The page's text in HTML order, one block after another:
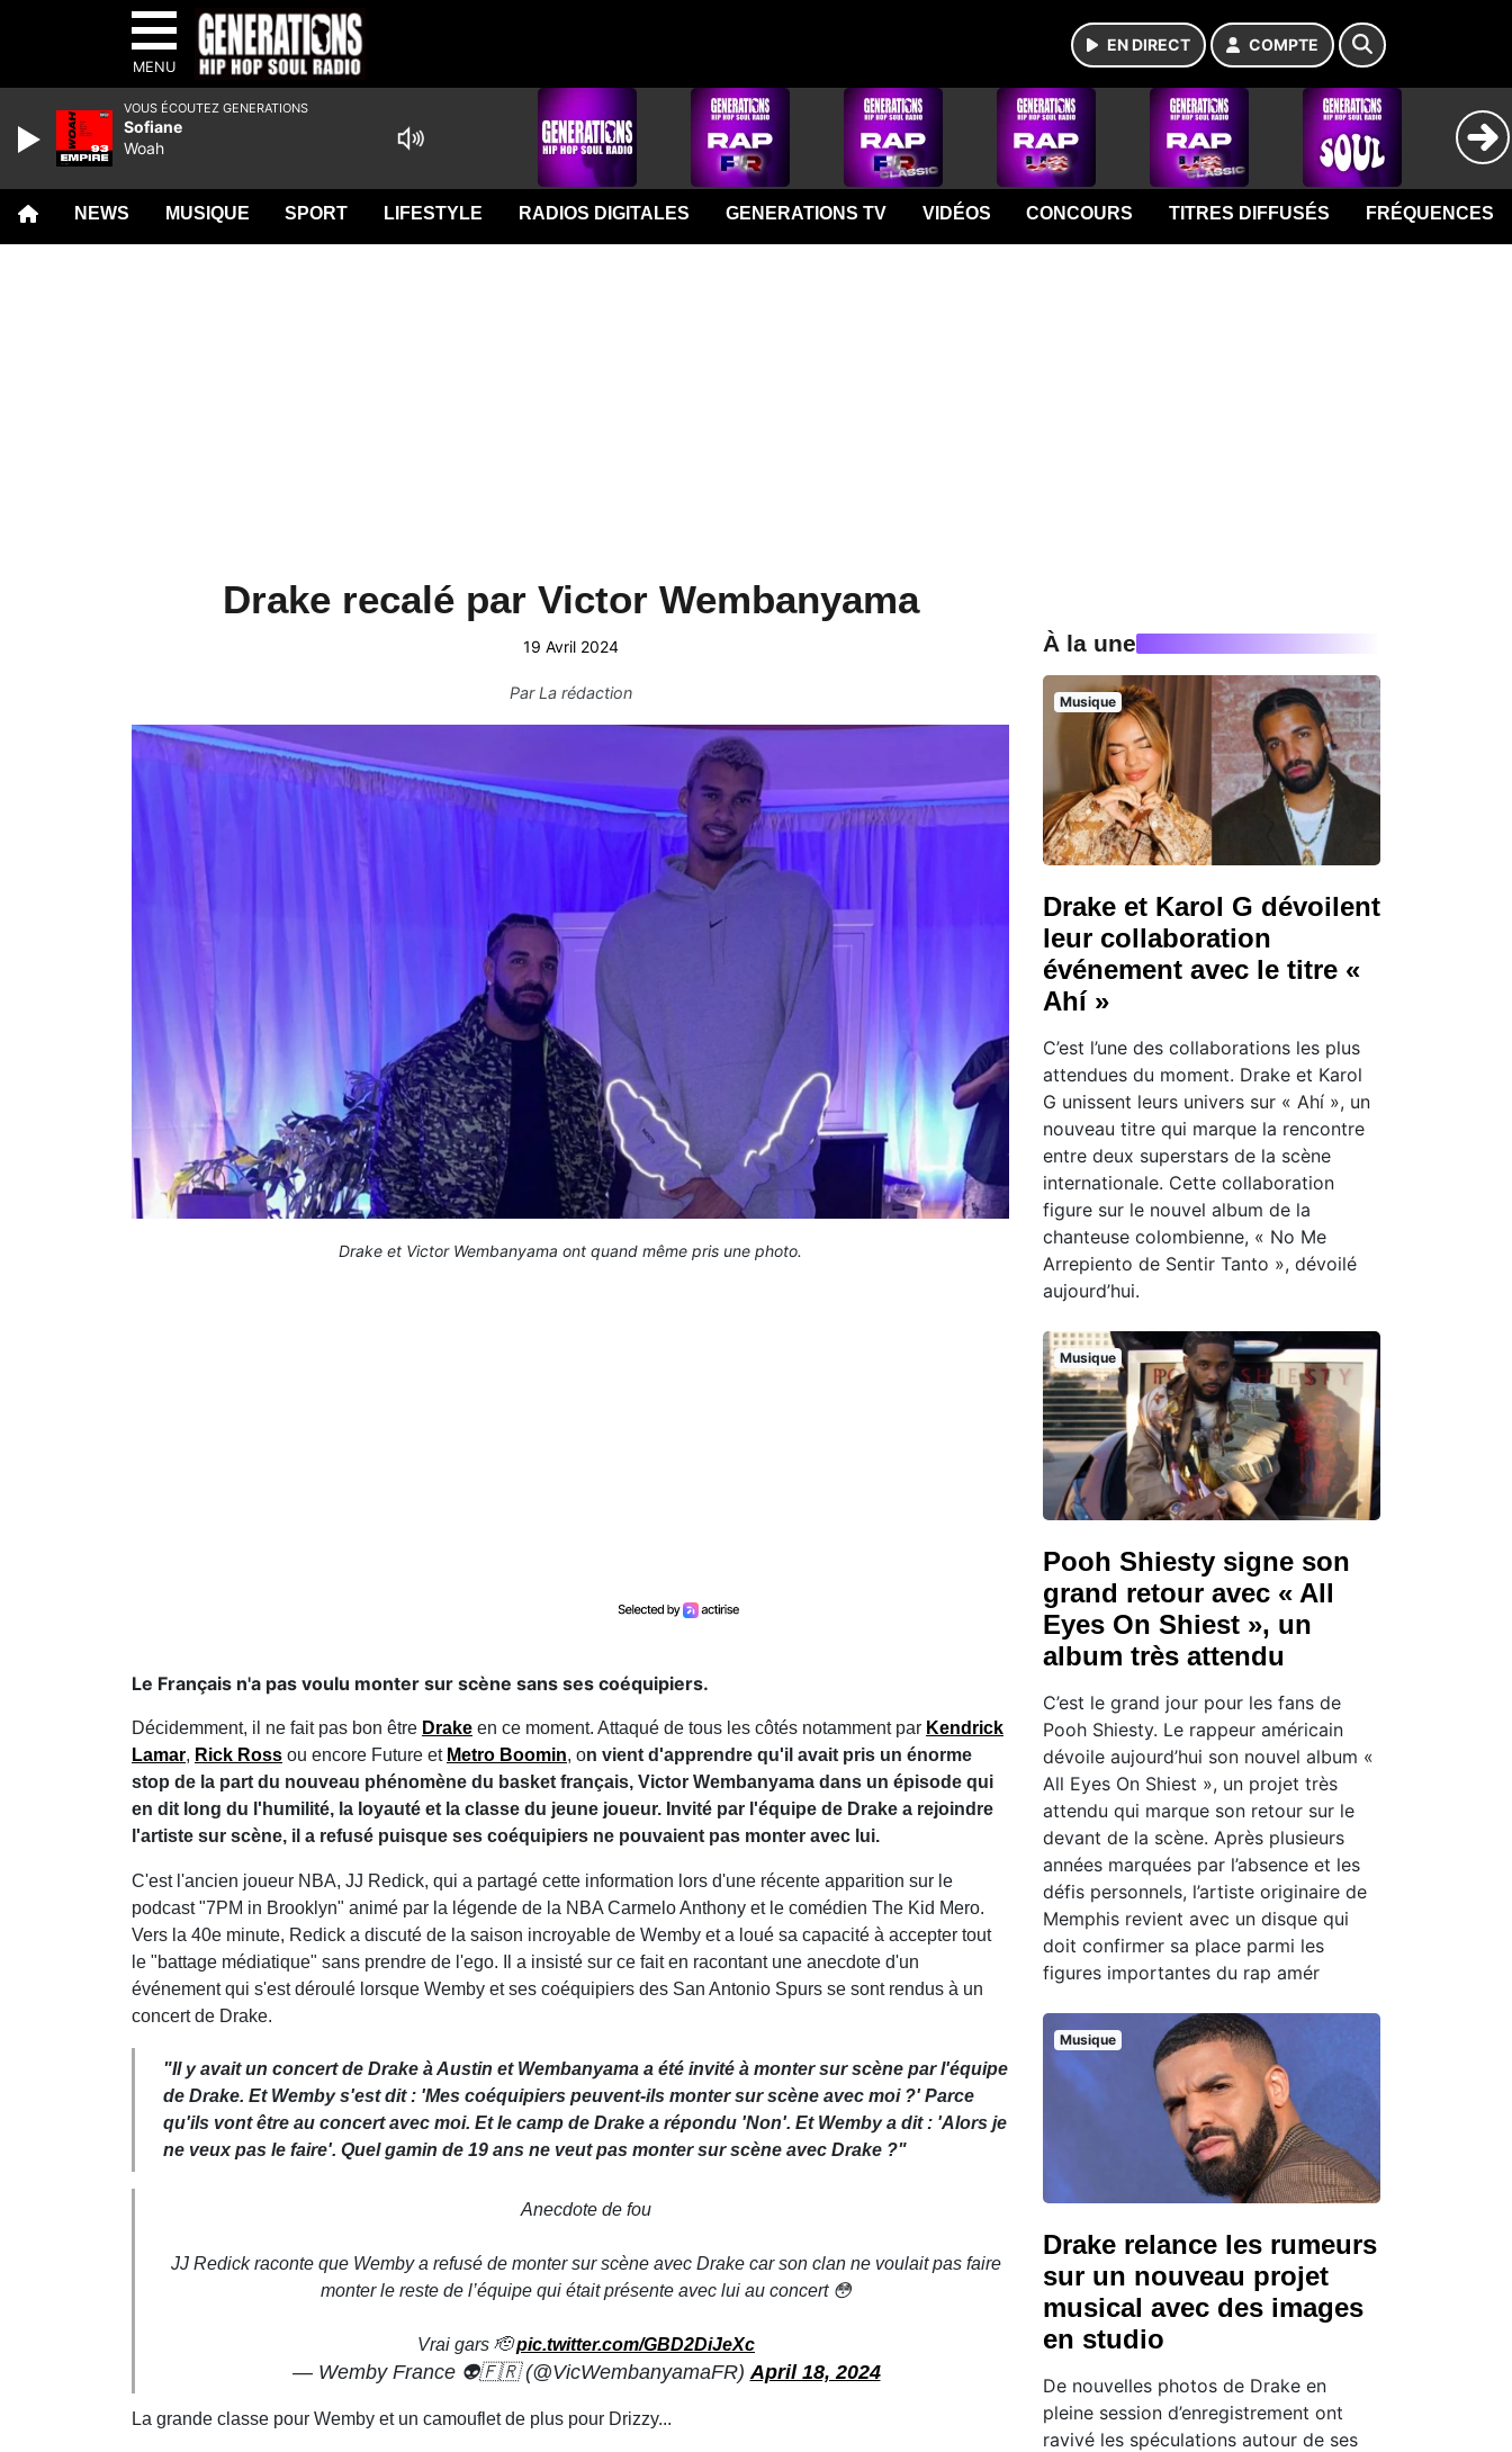
MENU
EN DIRECT COMPTE
NEWS MUSIQUE SPORT LIFESTYLE RADIOS DIGITALES GENERATIONS TV VIDÉOS CONCOURS TITRES DIFFUSÉS FRÉQUENCES
Drake recalé par Victor Wembanyama
19 Avril 2024
ParLa rédaction
Drake et Victor Wembanyama ont quand même pris une photo.
Le Français n'a pas voulu monter sur scène sans ses coéquipiers.
Décidemment, il ne fait pas bon être Drake en ce moment. Attaqué de tous les côtés notamment par Kendrick
Lamar, Rick Ross ou encore Future et Metro Boomin, on vient d'apprendre qu'il avait pris un énorme
stop de la part du nouveau phénomène du basket français, Victor Wembanyama dans un épisode qui
en dit long du l'humilité, la loyauté et la classe du jeune joueur. Invité par l'équipe de Drake a rejoindre
l'artiste sur scène, il a refusé puisque ses coéquipiers ne pouvaient pas monter avec lui.
C'est l'ancien joueur NBA, JJ Redick, qui a partagé cette information lors d'une récente apparition sur le
podcast "7PM in Brooklyn" animé par la légende de la NBA Carmelo Anthony et le comédien The Kid Mero.
Vers la 40e minute, Redick a discuté de la saison incroyable de Wemby et a loué sa capacité à accepter tout
le "battage médiatique" sans prendre de l'ego. Il a insisté sur ce fait en racontant une anecdote d'un
événement qui s'est déroulé lorsque Wemby et ses coéquipiers des San Antonio Spurs se sont rendus à un
concert de Drake.
"Il y avait un concert de Drake à Austin et Wembanyama a été invité à monter sur scène par l'équipe
de Drake. Et Wemby s'est dit : 'Mes coéquipiers peuvent-ils monter sur scène avec moi ?' Parce
qu'ils vont être au concert avec moi. Et le camp de Drake a répondu 'Non'. Et Wemby a dit : 'Alors je
ne veux pas le faire'. Quel gamin de 19 ans ne veut pas monter sur scène avec Drake ?"
Anecdote de fou
JJ Redick raconte que Wemby a refusé de monter sur scène avec Drake car son clan ne voulait pas faire
monter le reste de l’équipe qui était présente avec lui au concert 😳
Vrai gars 🫡pic.twitter.com/GBD2DiJeXc
— Wemby France 👽🇫🇷 (@VicWembanyamaFR) April 18, 2024
La grande classe pour Wemby et un camouflet de plus pour Drizzy...
À la une
Musique
Drake et Karol G dévoilent
leur collaboration
événement avec le titre «
Ahí »
C’est l’une des collaborations les plus
attendues du moment. Drake et Karol
G unissent leurs univers sur « Ahí », un
nouveau titre qui marque la rencontre
entre deux superstars de la scène
internationale. Cette collaboration
figure sur le nouvel album de la
chanteuse colombienne, « No Me
Arrepiento de Sentir Tanto », dévoilé
aujourd’hui.
Musique
Pooh Shiesty signe son
grand retour avec « All
Eyes On Shiest », un
album très attendu
C’est le grand jour pour les fans de
Pooh Shiesty. Le rappeur américain
dévoile aujourd’hui son nouvel album «
All Eyes On Shiest », un projet très
attendu qui marque son retour sur le
devant de la scène. Après plusieurs
années marquées par l’absence et les
défis personnels, l’artiste originaire de
Memphis revient avec un disque qui
doit confirmer sa place parmi les
figures importantes du rap amér
Musique
Drake relance les rumeurs
sur un nouveau projet
musical avec des images
en studio
De nouvelles photos de Drake en
pleine session d’enregistrement ont
ravivé les spéculations autour de ses
VOUS ÉCOUTEZ GENERATIONS
Sofiane
Woah